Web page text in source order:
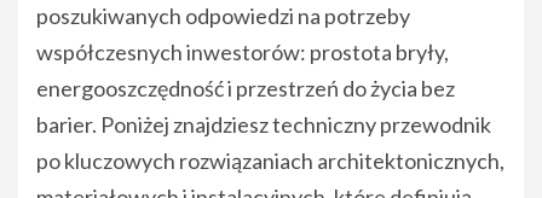
poszukiwanych odpowiedzi na potrzeby
współczesnych inwestorów: prostota bryły,
energooszczędność i przestrzeń do życia bez
barier. Poniżej znajdziesz techniczny przewodnik
po kluczowych rozwiązaniach architektonicznych,